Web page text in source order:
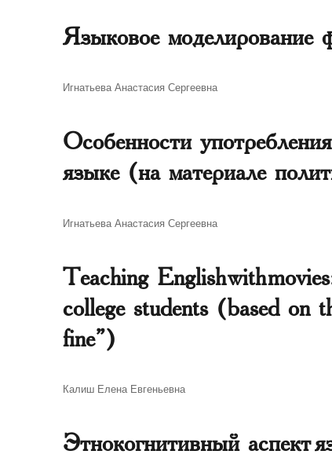
Языковое моделирование
Автор
Игнатьева Анастасия Сергеевна
Особенности
языке (на материале
Автор
Игнатьева Анастасия Сергеевна
Teaching English with
college students (based on
fine”)
Автор
Калиш Елена Евгеньевна
Этнокогнитивный аспект